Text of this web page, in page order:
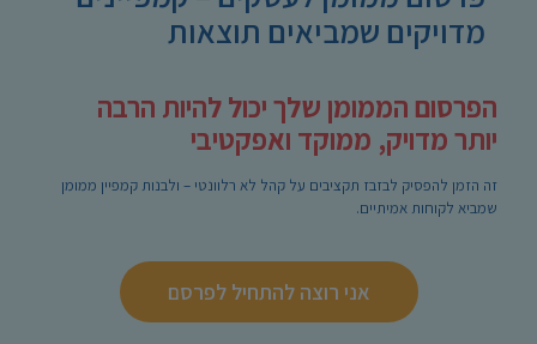
מדויקים שמביאים תוצאות
הפרסום הממומן שלך יכול להיות הרבה
יותר מדויק, ממוקד ואפקטיבי
זה הזמן להפסיק לבזבז תקציבים על קהל לא רלוונטי – ולבנות קמפיין ממומן
שמביא לקוחות אמיתיים.
אני רוצה להתחיל לפרסם